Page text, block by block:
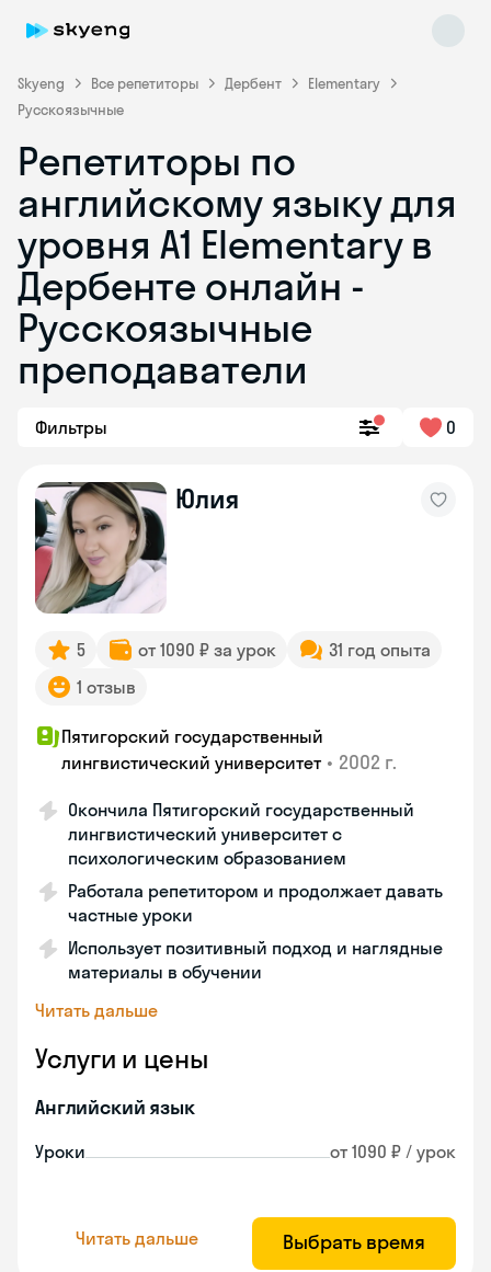
Skyeng Все репетиторы Дербент
Elementary
Русскоязычные
Репетиторы по
английскому языку для
уровня A1 Elementary в
Дербенте онлайн -
Русскоязычные
преподаватели
Фильтры 0
Юлия
5 от 1090 ₽ за урок
31 год опыта
1 отзыв
Пятигорский государственный
лингвистический университет • 2002 г.
Окончила Пятигорский государственный
лингвистический университет с
психологическим образованием
Работала репетитором и продолжает давать
частные уроки
Использует позитивный подход и наглядные
материалы в обучении
Читать дальше
Услуги и цены
Английский язык
Уроки от 1090 ₽ / урок
Читать дальше Выбрать время
Skyeng Chat